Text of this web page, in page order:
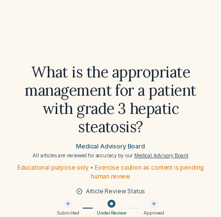
What is the appropriate
management for a patient
with grade 3 hepatic
steatosis?
Medical Advisory Board
All articles are reviewed for accuracy by our Medical Advisory Board
Educational purpose only • Exercise caution as content is pending
human review
Article Review Status
Submitted Under Review Approved